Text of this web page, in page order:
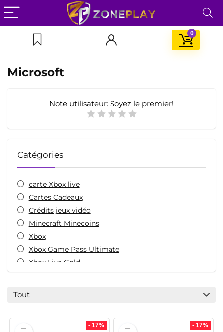
0
Microsoft
Note utilisateur: Soyez le premier!
Catégories
carte Xbox live
Cartes Cadeaux
Crédits jeux vidéo
Minecraft Minecoins
Xbox
Xbox Game Pass Ultimate
Xbox Live Gold
Toutes les catégories
Tout
- 17% - 17%